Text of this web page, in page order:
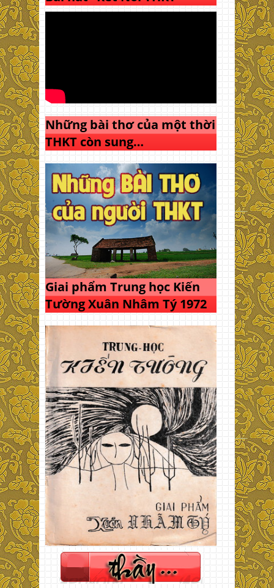
Những bài thơ của một thời
THKT còn sung…
Giai phẩm Trung học Kiến
Tường Xuân Nhâm Tý 1972